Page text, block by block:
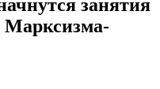
занятия
Марксизма-